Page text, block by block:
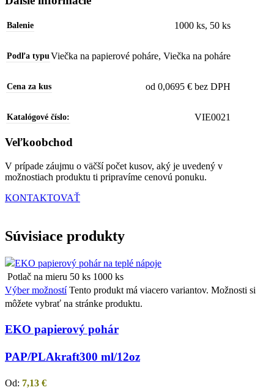
Balenie 1000 ks, 50 ks
Podľa typu Viečka na papierové poháre, Viečka na poháre
Cena za kus od 0,0695 € bez DPH
Katalógové číslo: VIE0021
Veľkoobchod
V prípade záujmu o väčší počet kusov, aký je uvedený v
možnostiach produktu ti pripravíme cenovú ponuku.
KONTAKTOVAŤ
Súvisiace produkty
Potlač na mieru 50 ks 1000 ks
Výber možností Tento produkt má viacero variantov. Možnosti si
môžete vybrať na stránke produktu.
EKO papierový pohár
PAP/PLAkraft300 ml/12oz
Od: 7,13 €